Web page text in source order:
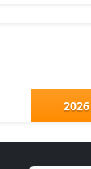
2026